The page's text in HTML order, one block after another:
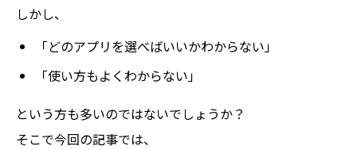
しかし、
「どのアプリを選べばいいかわからない」
「使い方もよくわからない」
という方も多いのではないでしょうか？
そこで今回の記事では、